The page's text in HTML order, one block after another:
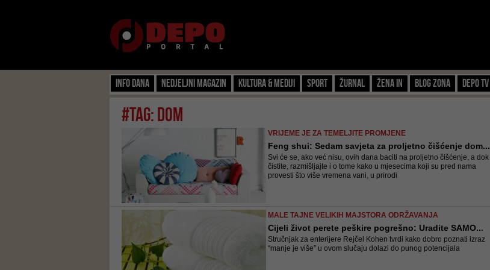
Info dana Nedjeljni magazin Kultura & Mediji Sport Žurnal Žena IN Blog zona Depo TV
#tag: dom
VRIJEME JE ZA TEMELJITE PROMJENE
Feng shui: Sedam savjeta za proljetno čišćenje dom...
Svi će se, ako već nisu, ovih dana baciti na proljetno čišćenje, a dok
čistite, razmišljajte i o tome kako u mjesecima koji su pred nama
provesti što više vremena vani, u prirodi
MALE TAJNE VELIKIH MAJSTORA ODRŽAVANJA
Cijeli život perete peškire pogrešno: Uradite SAMO...
Stručnjak za enterijere Rejčel Kohen tvrdi kako dobro poznati izraz
“manje je više” u ovom slučaju dolazi do punog potencijala